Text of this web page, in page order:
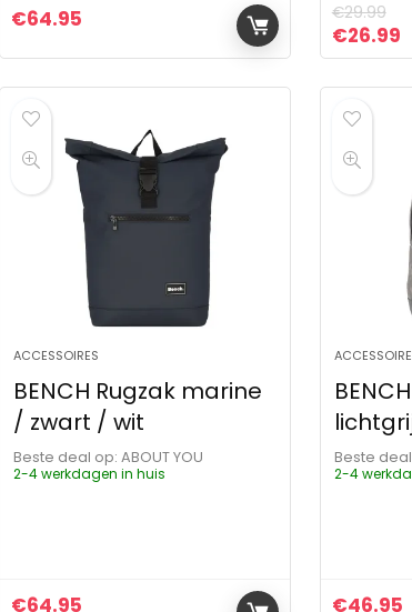
€64.95 €29.99
€26.99
ACCESSOIRES
BENCH Rugzak marine
/ zwart / wit
Beste deal op:
ABOUT YOU
2-4 werkdagen in huis
€64.95
Beste
2-4
€46.95